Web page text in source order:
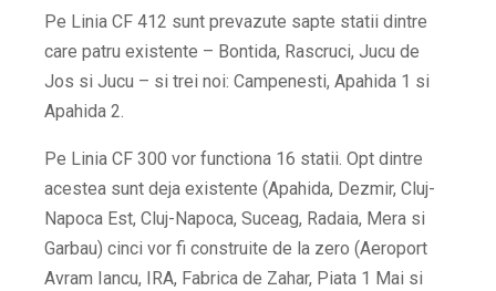
Pe Linia CF 412 sunt prevazute sapte statii dintre
care patru existente – Bontida, Rascruci, Jucu de
Jos si Jucu – si trei noi: Campenesti, Apahida 1 si
Apahida 2.
Pe Linia CF 300 vor functiona 16 statii. Opt dintre
acestea sunt deja existente (Apahida, Dezmir, Cluj-
Napoca Est, Cluj-Napoca, Suceag, Radaia, Mera si
Garbau) cinci vor fi construite de la zero (Aeroport
Avram Iancu, IRA, Fabrica de Zahar, Piata 1 Mai si